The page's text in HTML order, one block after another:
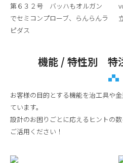
第６３２号 バッハもオルガン
でセミコンプローブ、らんらんラ
ピダス
機能 / 特性別 特
お客様の目的とする機能を治工具や
ています。
設計のお困りごとに応えるヒントの
ご活用ください！